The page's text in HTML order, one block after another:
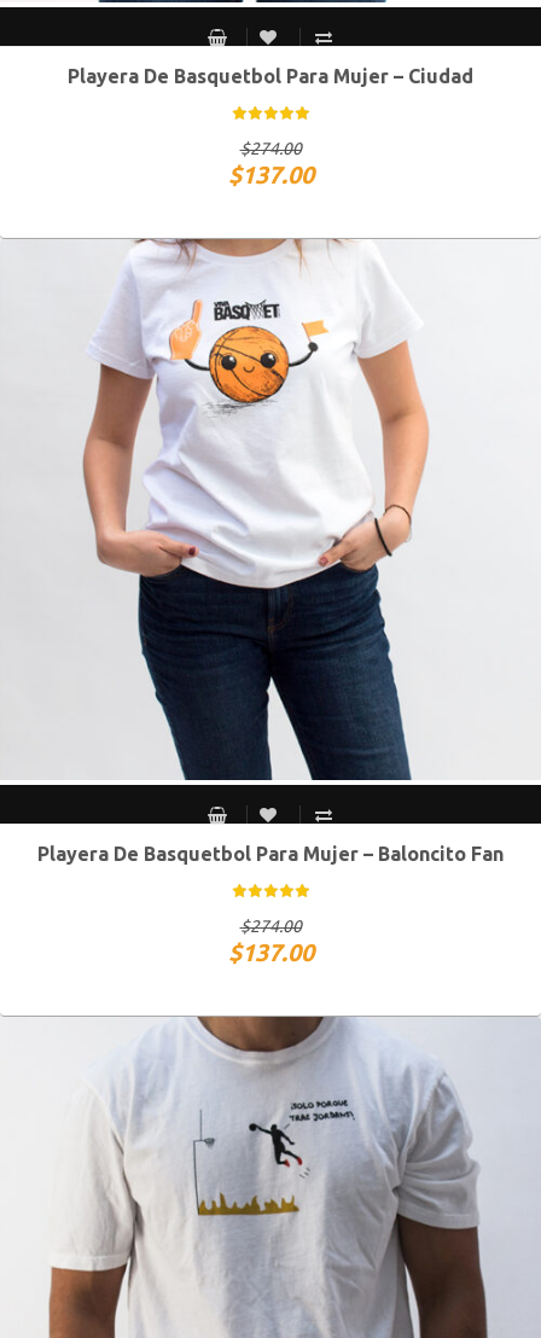
CH M G XG
Playera De Basquetbol Para Mujer – Ciudad
$274.00
$137.00
CH M G XG
Playera De Basquetbol Para Mujer – Baloncito Fan
$274.00
$137.00